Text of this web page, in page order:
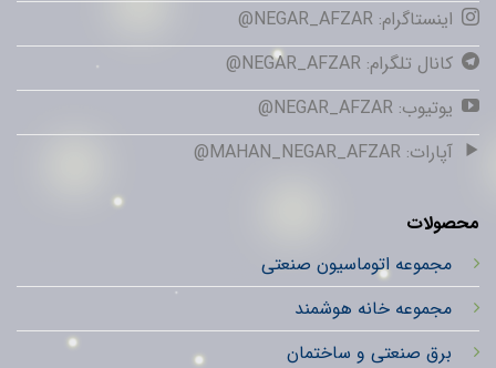
اینستاگرام: NEGAR_AFZAR@
کانال تلگرام: NEGAR_AFZAR@
یوتیوب: NEGAR_AFZAR@
آپارات: MAHAN_NEGAR_AFZAR@
محصولات
مجموعه اتوماسیون صنعتی
مجموعه خانه هوشمند
برق صنعتی و ساختمان